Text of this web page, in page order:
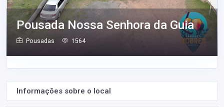
Pousada Nossa Senhora da Guia
Pousadas 1564
Informações sobre o local